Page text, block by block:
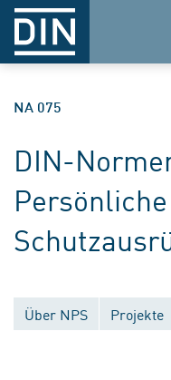
NA 075
DIN-
Persönliche
Über NPS Projekte